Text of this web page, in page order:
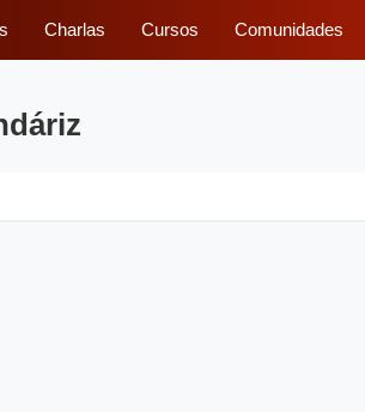
Charlas Cursos Comunidades